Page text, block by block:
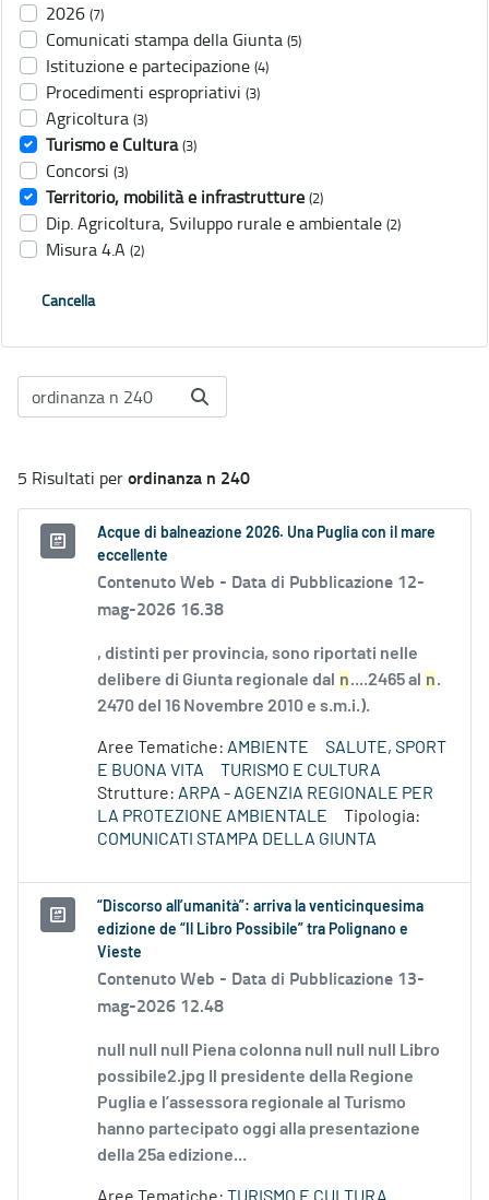
2026 (7)
Comunicati stampa della Giunta (5)
Istituzione e partecipazione (4)
Procedimenti espropriativi (3)
Agricoltura (3)
Turismo e Cultura (3)
Concorsi (3)
Territorio, mobilità e infrastrutture (2)
Dip. Agricoltura, Sviluppo rurale e ambientale (2)
Misura 4.A (2)
Cancella
5 Risultati perordinanza n 240
Acque di balneazione 2026. Una Puglia con il mare
eccellente
Contenuto Web - Data di Pubblicazione 12-
mag-2026 16.38
, distinti per provincia, sono riportati nelle
delibere di Giunta regionale dal n....2465 al n.
2470 del 16 Novembre 2010 e s.m.i.).
Aree Tematiche: AMBIENTE
SALUTE, SPORT
E BUONA VITA
TURISMO E CULTURA
Strutture: ARPA - AGENZIA REGIONALE PER
LA PROTEZIONE AMBIENTALE
Tipologia:
COMUNICATI STAMPA DELLA GIUNTA
“Discorso all’umanità”: arriva la venticinquesima
edizione de “Il Libro Possibile” tra Polignano e
Vieste
Contenuto Web - Data di Pubblicazione 13-
mag-2026 12.48
null null null Piena colonna null null null Libro
possibile2.jpg Il presidente della Regione
Puglia e l’assessora regionale al Turismo
hanno partecipato oggi alla presentazione
della 25a edizione...